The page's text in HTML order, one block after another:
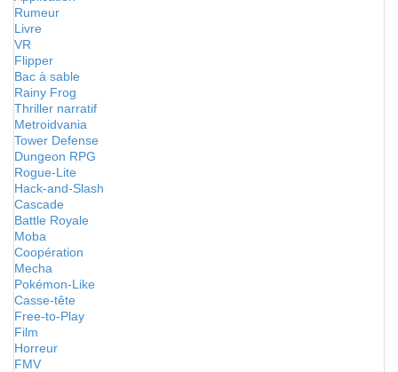
Rumeur
Livre
VR
Flipper
Bac à sable
Rainy Frog
Thriller narratif
Metroidvania
Tower Defense
Dungeon RPG
Rogue-Lite
Hack-and-Slash
Cascade
Battle Royale
Moba
Coopération
Mecha
Pokémon-Like
Casse-tête
Free-to-Play
Film
Horreur
FMV